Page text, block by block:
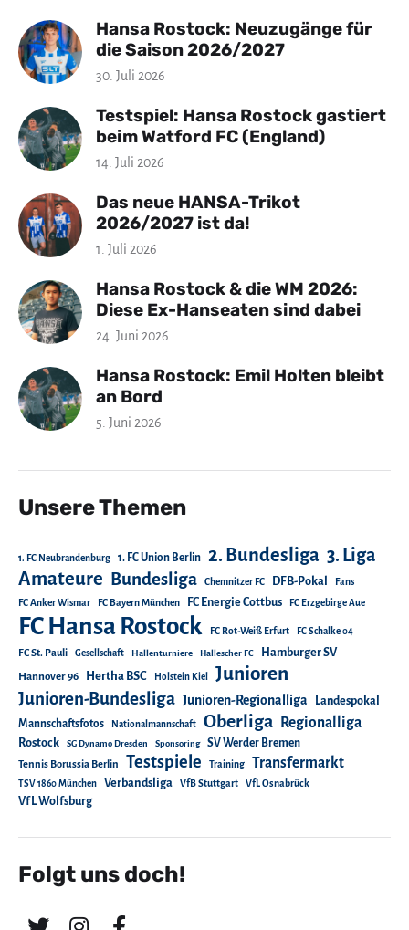
Hansa Rostock: Neuzugänge für
die Saison 2026/2027
30. Juli 2026
Testspiel: Hansa Rostock gastiert
beim Watford FC (England)
14. Juli 2026
Das neue HANSA-Trikot
2026/2027 ist da!
1. Juli 2026
Hansa Rostock & die WM 2026:
Diese Ex-Hanseaten sind dabei
24. Juni 2026
Hansa Rostock: Emil Holten bleibt
an Bord
5. Juni 2026
Unsere Themen
1. FC Neubrandenburg 1. FC Union Berlin 2. Bundesliga 3. Liga
Amateure Bundesliga Chemnitzer FC DFB-Pokal Fans
FC Anker Wismar FC Bayern München FC Energie Cottbus FC Erzgebirge Aue
FC Hansa Rostock FC Rot-Weiß Erfurt FC Schalke 04
FC St. Pauli Gesellschaft Hallenturniere Hallescher FC Hamburger SV
Hannover 96 Hertha BSC Holstein Kiel Junioren
Junioren-Bundesliga Junioren-Regionalliga
Landespokal
Mannschaftsfotos
Nationalmannschaft Oberliga Regionalliga
Rostock SG Dynamo Dresden Sponsoring SV Werder Bremen
Tennis Borussia Berlin Testspiele Training Transfermarkt
TSV 1860 München Verbandsliga VfB Stuttgart VfL Osnabrück
VfL Wolfsburg
Folgt uns doch!